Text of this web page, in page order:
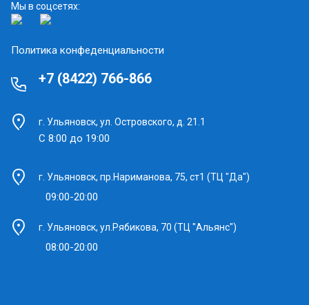
Мы в соцсетях:
Политика конфеденциальности
+7 (8422) 766-866
г. Ульяновск, ул. Островского, д. 21.1
С 8:00 до 19:00
г. Ульяновск, пр.Нариманова, 75, ст1 (ТЦ "Да")
09:00-20:00
г. Ульяновск, ул.Рябикова, 70 (ТЦ "Альянс")
08:00-20:00